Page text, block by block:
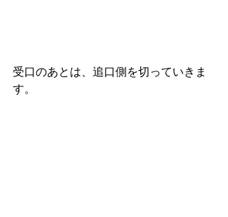
受口のあとは、追口側を切っていきま
す。